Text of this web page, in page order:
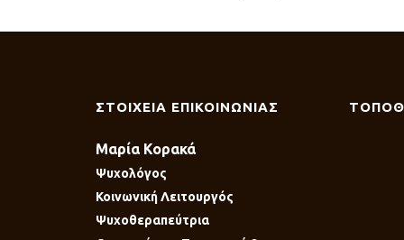
ΣΤΟΙΧΕΙΑ ΕΠΙΚΟΙΝΩΝΙΑΣ
Μαρία Κορακά
Ψυχολόγος
Κοινωνική Λειτουργός
Ψυχοθεραπεύτρια